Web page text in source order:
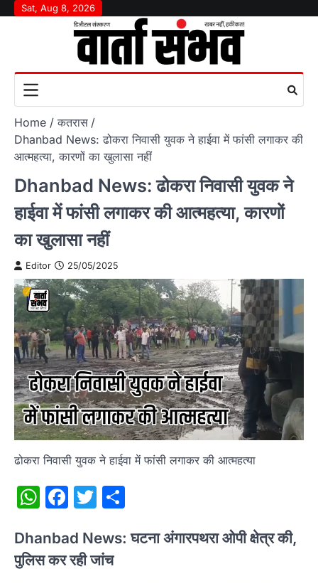
SkipSat, Aug 8, 2026
Home
कतरास
Dhanbad News: ढोकरा निवासी युवक ने हाईवा में फांसी लगाकर की
आत्महत्या, कारणों का खुलासा नहीं
Dhanbad News: ढोकरा निवासी युवक ने
हाईवा में फांसी लगाकर की आत्महत्या, कारणों
का खुलासा नहीं
Editor 25/05/2025
ढोकरा निवासी युवक ने हाईवा में फांसी लगाकर की आत्महत्या
WhatsApp
Facebook
Twitter
Dhanbad News: घटना अंगारपथरा ओपी क्षेत्र की,
पुलिस कर रही जांच